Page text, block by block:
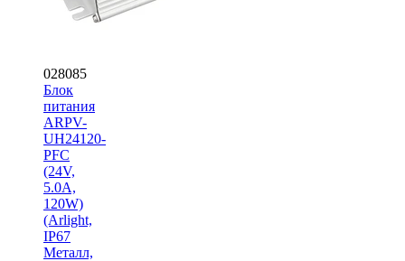
028085
Блок
питания
ARPV-
UH24120-
PFC
(24V,
5.0A,
120W)
(Arlight,
IP67
Металл,